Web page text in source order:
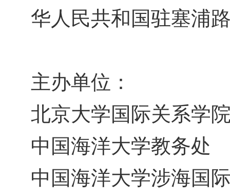
华人民共和国驻塞浦
主办单位：
北京大学国际关系学
中国海洋大学教务处
中国海洋大学涉海国